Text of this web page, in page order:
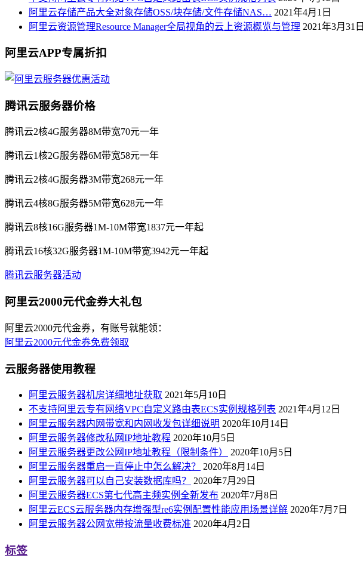
阿里云存储产品大全对象存储OSS/块存储/文件存储NAS… 2021年4月1日
阿里云资源管理Resource Manager全局视角的云上资源概览与管理 2021年3月31日
阿里云APP专属折扣
腾讯云服务器价格
腾讯云2核4G服务器8M带宽70元一年
腾讯云1核2G服务器6M带宽58元一年
腾讯云2核4G服务器3M带宽268元一年
腾讯云4核8G服务器5M带宽628元一年
腾讯云8核16G服务器1M-10M带宽1837元一年起
腾讯云16核32G服务器1M-10M带宽3942元一年起
腾讯云服务器活动
阿里云2000元代金券大礼包
阿里云2000元代金券，有账号就能领：
阿里云2000元代金券免费领取
云服务器使用教程
阿里云服务器机房详细地址获取 2021年5月10日
不支持阿里云专有网络VPC自定义路由表ECS实例规格列表 2021年4月12日
阿里云服务器内网带宽和内网收发包详细说明 2020年10月14日
阿里云服务器修改私网IP地址教程 2020年10月5日
阿里云服务器更改公网IP地址教程（限制条件）
2020年10月5日
阿里云服务器重启一直停止中怎么解决？
2020年8月14日
阿里云服务器可以自己安装数据库吗？
2020年7月29日
阿里云服务器ECS第七代高主频实例全新发布 2020年7月8日
阿里云ECS云服务器内存增强型re6实例配置性能应用场景详解 2020年7月7日
阿里云服务器公网宽带按流量收费标准 2020年4月2日
标签